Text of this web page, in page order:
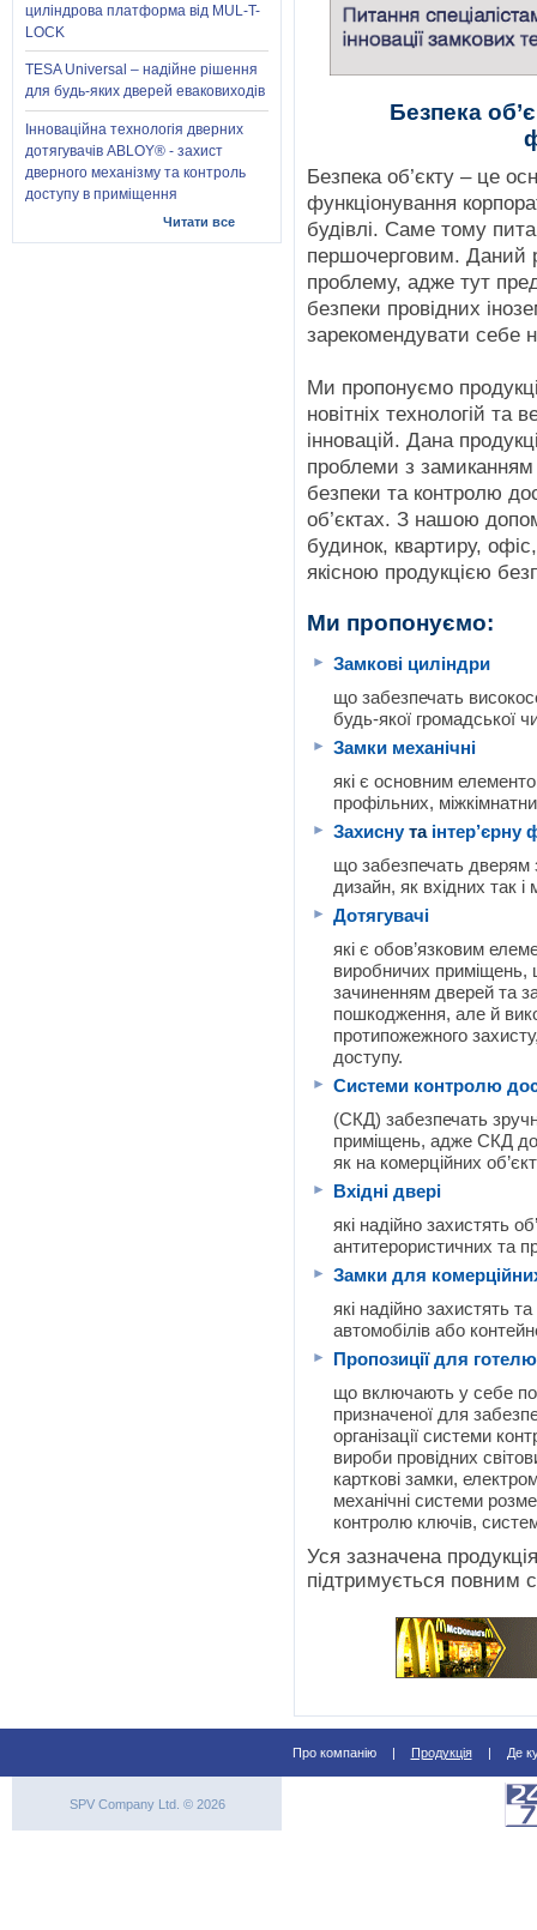
Безпека
Безпека об’єкту – це
функціонування
будівлі. Саме тому
першочерговим. Даний
проблему, адже тут
безпеки провідних
зарекомендувати себе
Ми пропонуємо
новітніх технологій та
інновацій. Дана
проблеми з
безпеки та контролю
об’єктах. З нашою
будинок, квартиру,
якісною продукцією
Ми пропонуємо:
►
Замкові циліндри
що забезпечать
будь-якої громадської
►
Замки механічні
які є основним
профільних,
► Захиснута інтер’єрну
що забезпечать дверям
дизайн, як вхідних так і
►
Дотягувачі
які є обов’язковим
виробничих приміщень,
зачиненням дверей та
пошкодження, але й
протипожежного
доступу.
►
Системи контролю
(СКД) забезпечать
приміщень, адже СКД
як на комерційних
►
Вхідні двері
які надійно захистять
антитерористичних та
►
Замки для
які надійно захистять
автомобілів або
►
Пропозиції для готелю
що включають у себе
призначеної для
організації системи
вироби провідних
карткові замки,
механічні системи
контролю ключів,
Уся зазначена
підтримується повним
циліндрова платформа від MUL-T-
LOCK
TESA Universal – надійне рішення
для будь-яких дверей еваковиходів
Інноваційна технологія дверних
дотягувачів ABLOY® - захист
дверного механізму та контроль
доступу в приміщення
Читати все
Про компанію Продукція Де
SPV Company Ltd. © 2026